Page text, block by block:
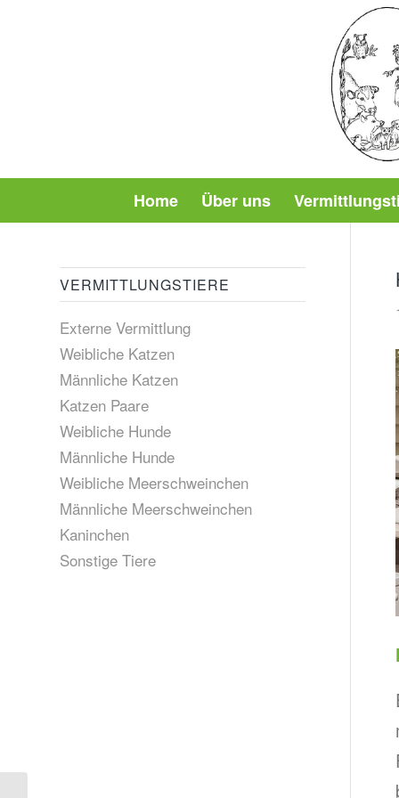
Home Über uns
VERMITTLUNGSTIERE
Externe Vermittlung
Weibliche Katzen
Männliche Katzen
Katzen Paare
Weibliche Hunde
Männliche Hunde
Weibliche Meerschweinchen
Männliche Meerschweinchen
Kaninchen
Sonstige Tiere